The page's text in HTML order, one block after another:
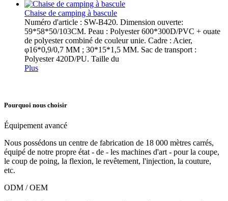
Chaise de camping à bascule
Numéro d'article : SW-B420. Dimension ouverte:
59*58*50/103CM. Peau : Polyester 600*300D/PVC + ouate
de polyester combiné de couleur unie. Cadre : Acier,
φ16*0,9/0,7 MM ; 30*15*1,5 MM. Sac de transport :
Polyester 420D/PU. Taille du
Plus
Pourquoi nous choisir
Équipement avancé
Nous possédons un centre de fabrication de 18 000 mètres carrés,
équipé de notre propre état - de - les machines d'art - pour la coupe,
le coup de poing, la flexion, le revêtement, l'injection, la couture,
etc.
ODM / OEM